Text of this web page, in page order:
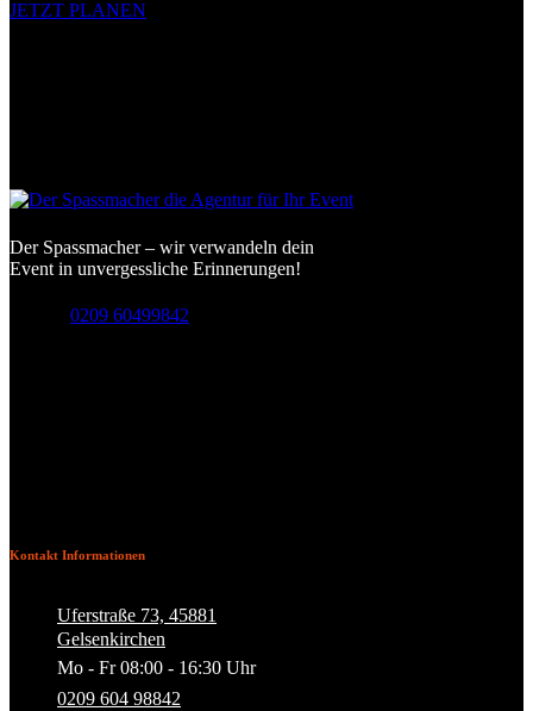
JETZT PLANEN
Der Spassmacher – wir verwandeln dein
Event in unvergessliche Erinnerungen!
0209 60499842
Kontakt Informationen
Uferstraße 73, 45881
Gelsenkirchen
Mo - Fr 08:00 - 16:30 Uhr
0209 604 98842